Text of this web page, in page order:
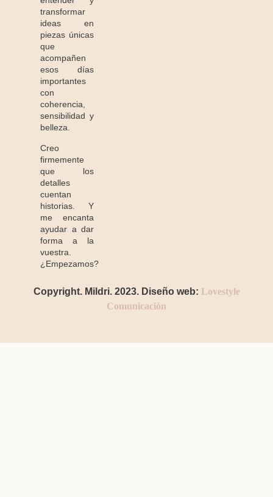
transformar
ideas en
piezas únicas
que
acompañen
esos días
importantes
con
coherencia,
sensibilidad y
belleza.
Creo
firmemente
que los
detalles
cuentan
historias. Y
me encanta
ayudar a dar
forma a la
vuestra.
¿Empezamos?
Copyright. Mildri. 2023. Diseño web: Lovestyle
Comunicación